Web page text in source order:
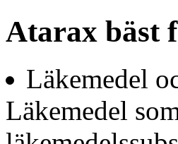
Atarax bäst
Läkemedel
Läkemedel